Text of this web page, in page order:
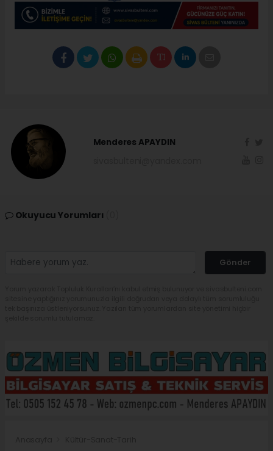
Menderes APAYDIN
Okuyucu Yorumları
Gönder